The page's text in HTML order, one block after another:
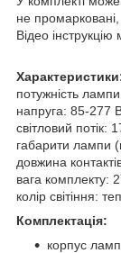
не
Відео
потужність
напруга: 85-277
світловий потік:
габарити лампи
довжина
вага комплекту:
колір світіння:
Комплектація:
корпус